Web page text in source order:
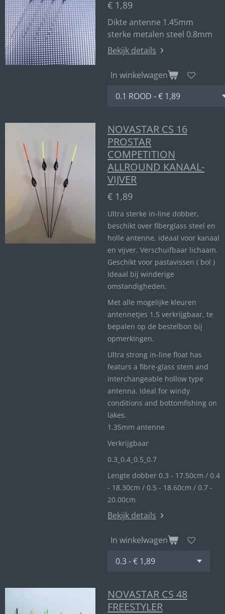
€ 1,89
Dikte antenne 1.45mm
sterke metalen steel 0.8mm
Bekijk details
In winkelwagen
NOVASTAR CS 16
PROSTAR
COMPETITION
ALLROUND KANAAL-
VIJVER
€ 1,89
Ultra sterke in-line dobber,
beschikt over fiberglass steel en
holle antenne, ideaal voor kanaal
en vijver. Verschuifbaar lichaam.
Geschikt voor pastavissen ( bol )
Ideaal bij winderige
omstandigheden.
Met alle mogelijke kleuren
antennetjes 1.5 verkrijgbaar, te
bepalen op de bestelbon bij
opmerkingen.
Ultra strong in-line float has
featurs a fibre-glass stem and
interchangeable hollow type
antenna. Ideal for windy
conditions and bottomfishing on
lakes.
1.35mm antenne
Verkrijgbaar
0.3_ 0.4_ 0.5_0.7
Lengte dobber 0.3 - 17.50cm / 0.4
- 18.30cm / 0.5 - 18.60cm / 0.7 -
20.00cm
Bekijk details
In winkelwagen
NOVASTAR CS 48
FREESTYLER